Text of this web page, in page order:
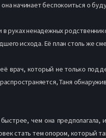
начинает беспокоиться о
руках ненадежных
исхода. Её план столь же
врач, который не только
Таня
чем она
стать тем опором,